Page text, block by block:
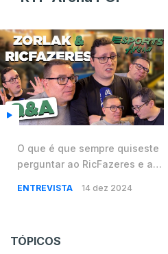
O que é que sempre quiseste
perguntar ao ‪RicFazeres‬ e ao
ENTREVISTA 14 dez 2024
TÓPICOS